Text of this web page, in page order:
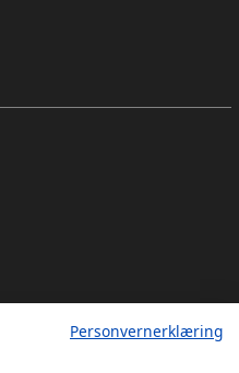
Personvernerklæring